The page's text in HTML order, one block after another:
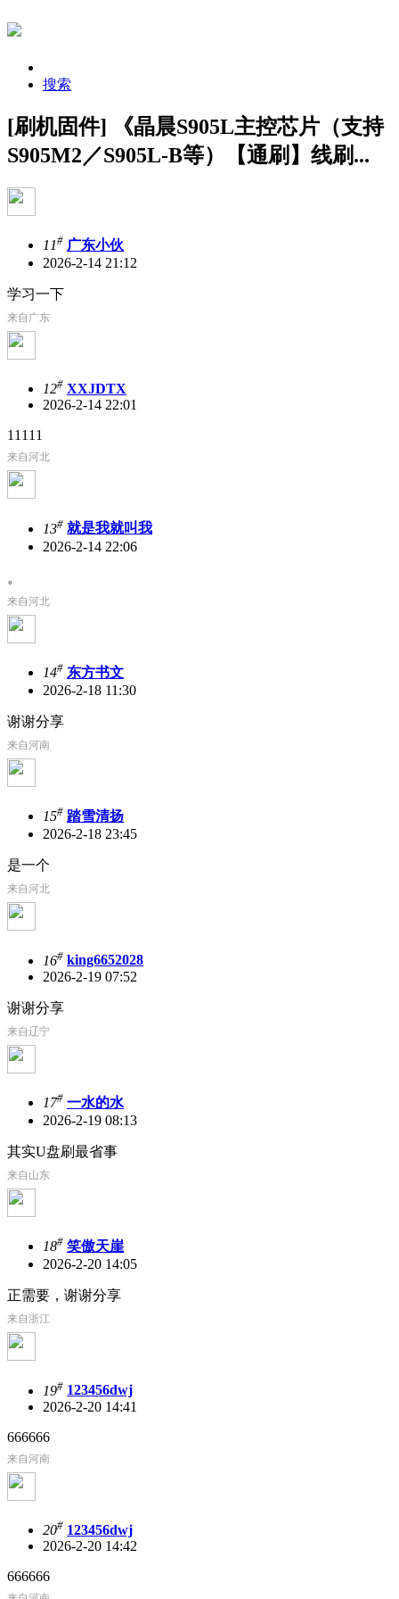
搜索
[刷机固件] 《晶晨S905L主控芯片（支持
S905M2／S905L-B等）【通刷】线刷...
11# 广东小伙
2026-2-14 21:12
学习一下
来自广东
12# XXJDTX
2026-2-14 22:01
11111
来自河北
13# 就是我就叫我
2026-2-14 22:06
。
来自河北
14# 东方书文
2026-2-18 11:30
谢谢分享
来自河南
15# 踏雪清扬
2026-2-18 23:45
是一个
来自河北
16# king6652028
2026-2-19 07:52
谢谢分享
来自辽宁
17# 一水的水
2026-2-19 08:13
其实U盘刷最省事
来自山东
18# 笑傲天崖
2026-2-20 14:05
正需要，谢谢分享
来自浙江
19# 123456dwj
2026-2-20 14:41
666666
来自河南
20# 123456dwj
2026-2-20 14:42
666666